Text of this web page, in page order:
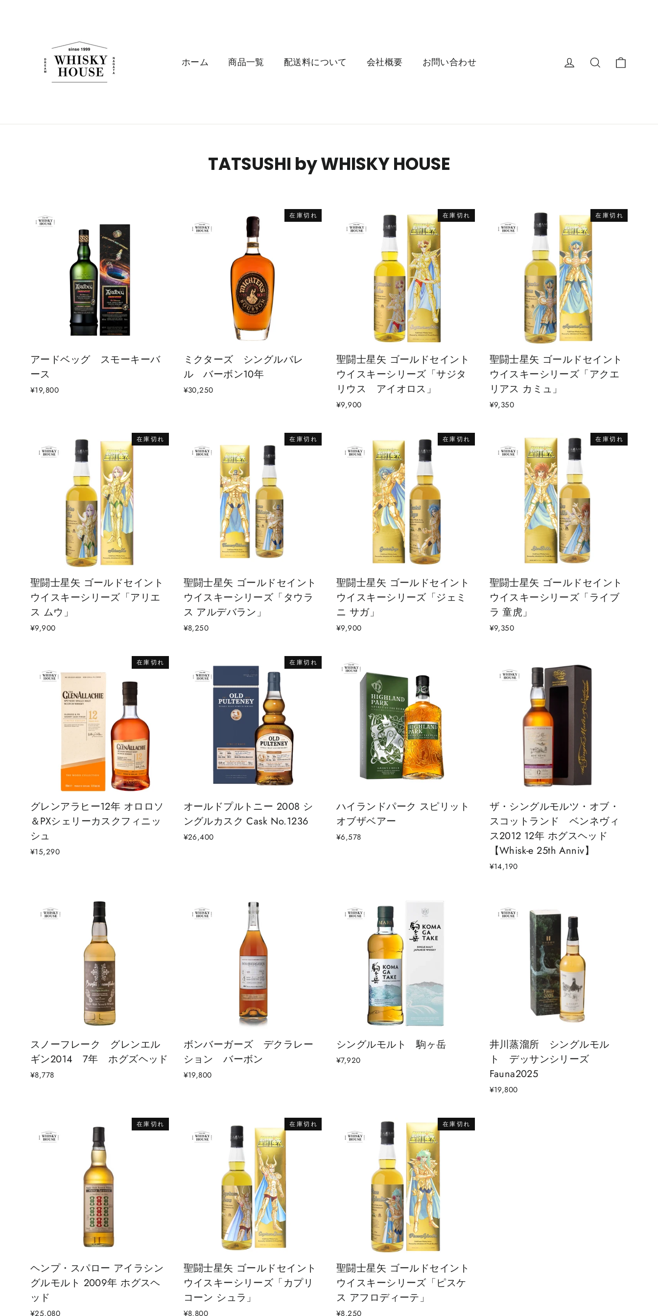
ホーム 商品一覧 配送料について 会社概要 お問い合わせ ログイン商品名を入
TATSUSHI by WHISKY HOUSE
アードベッグ スモーキーバ
ース
¥19,800
在庫切れ
ミクターズ シングルバレ
ル バーボン10年
¥30,250
在庫切れ
聖闘士星矢 ゴールドセイント
ウイスキーシリーズ「サジタ
リウス アイオロス」
¥9,900
在庫切れ
聖闘士星矢 ゴールドセイント
ウイスキーシリーズ「アクエ
リアス カミュ」
¥9,350
在庫切れ
聖闘士星矢 ゴールドセイント
ウイスキーシリーズ「アリエ
ス ムウ」
¥9,900
在庫切れ
聖闘士星矢 ゴールドセイント
ウイスキーシリーズ「タウラ
ス アルデバラン」
¥8,250
在庫切れ
聖闘士星矢 ゴールドセイント
ウイスキーシリーズ「ジェミ
ニ サガ」
¥9,900
在庫切れ
聖闘士星矢 ゴールドセイント
ウイスキーシリーズ「ライブ
ラ 童虎」
¥9,350
在庫切れ
グレンアラヒー12年 オロロソ
＆PXシェリーカスクフィニッ
シュ
¥15,290
在庫切れ
オールドプルトニー 2008 シ
ングルカスク Cask No.1236
¥26,400
ハイランドパーク スピリット
オブザベアー
¥6,578
ザ・シングルモルツ・オブ・
スコットランド ベンネヴィ
ス2012 12年 ホグスヘッド
【Whisk-e 25th Anniv】
¥14,190
スノーフレーク グレンエル
ギン2014 7年 ホグズヘッド
¥8,778
ボンバーガーズ デクラレー
ション バーボン
¥19,800
シングルモルト 駒ヶ岳
¥7,920
井川蒸溜所 シングルモル
ト デッサンシリーズ
Fauna2025
¥19,800
在庫切れ
ヘンプ・スパロー アイラシン
グルモルト 2009年 ホグスヘ
ッド
¥25,080
在庫切れ
聖闘士星矢 ゴールドセイント
ウイスキーシリーズ「カプリ
コーン シュラ」
¥8,800
在庫切れ
聖闘士星矢 ゴールドセイント
ウイスキーシリーズ「ピスケ
ス アフロディーテ」
¥8,250